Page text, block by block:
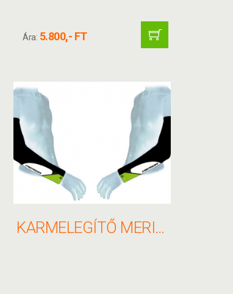
Ára: 5.800,- FT
KARMELEGÍTŐ MERIDA TEAM SUPERROUBAIX - PTEXRO10